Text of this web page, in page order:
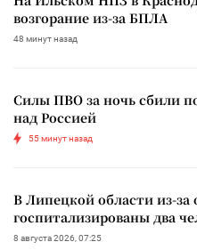
возгорание из-за БПЛА
48 минут назад
Силы ПВО за ночь сбили
над Россией
55 минут назад
В Липецкой области из-
госпитализированы два
8 августа 2026, 07:25